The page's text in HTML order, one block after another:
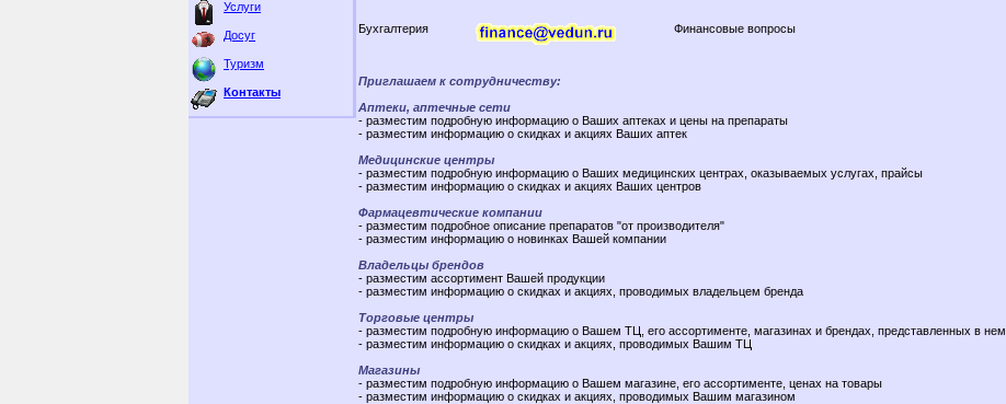
Услуги
Досуг
Туризм
Контакты
Бухгалтерия Финансовые вопросы
Приглашаем к сотрудничеству:
Аптеки, аптечные сети
- разместим подробную информацию о Ваших аптеках и цены на препараты
- разместим информацию о скидках и акциях Ваших аптек
Медицинские центры
- разместим подробную информацию о Ваших медицинских центрах, оказываемых услугах, прайсы
- разместим информацию о скидках и акциях Ваших центров
Фармацевтические компании
- разместим подробное описание препаратов "от производителя"
- разместим информацию о новинках Вашей компании
Владельцы брендов
- разместим ассортимент Вашей продукции
- разместим информацию о скидках и акциях, проводимых владельцем бренда
Торговые центры
- разместим подробную информацию о Вашем ТЦ, его ассортименте, магазинах и брендах, представленных в нем
- разместим информацию о скидках и акциях, проводимых Вашим ТЦ
Магазины
- разместим подробную информацию о Вашем магазине, его ассортименте, ценах на товары
- разместим информацию о скидках и акциях, проводимых Вашим магазином